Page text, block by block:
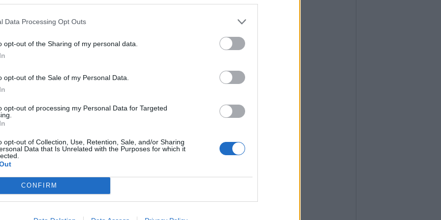
Data Processing Opt Outs
opt-out of the Sharing of my personal data.
opt-out of the Sale of my Personal Data.
opt-out of processing my Personal Data for Targeted
opt-out of Collection, Use, Retention, Sale, and/or Sharing
Data that Is Unrelated with the Purposes for which it
CONFIRM
sulle zone alpine e collinari fino a
invece, saranno più contenute.
del mattino saranno particolarmente
nelle zone in cui la nebbia persisterà
moderato sulle vallate nordoccidentali, in
durante il giorno e mercoledì con parziale
Castronno